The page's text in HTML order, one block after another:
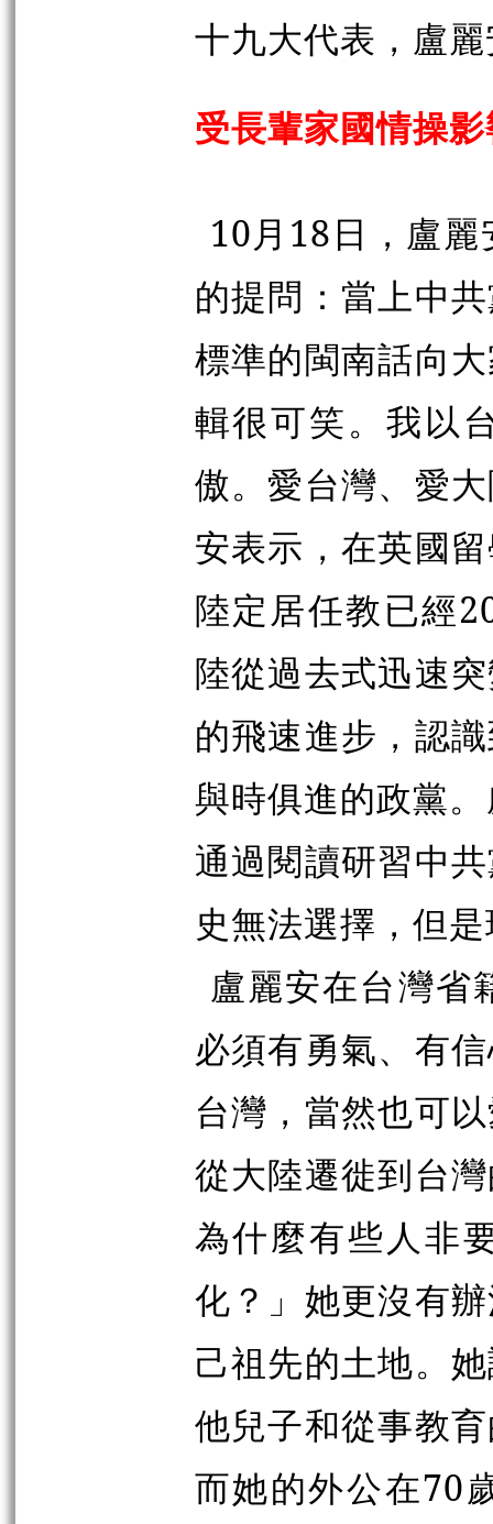
十九大代表，盧
受長輩家國情操
10月18日，盧
的提問：當上中
標準的閩南話向
輯很可笑。我以
傲。愛台灣、愛
安表示，在英國
陸定居任教已經
陸從過去式迅速
的飛速進步，認
與時俱進的政黨
通過閱讀研習中
史無法選擇，但
盧麗安在台灣省
必須有勇氣、有
台灣，當然也可
從大陸遷徙到台
為什麼有些人非
化？」她更沒有
己祖先的土地。
他兒子和從事教
而她的外公在70